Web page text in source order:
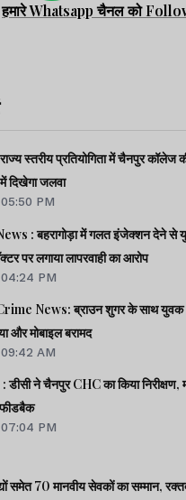
हमारे Whatsapp चैनल को
स्तरीय प्रतियोगिता में चैनपुर कॉलेज
दिखेगा जलवा
PM
: बहरागोड़ा में गलत इंजेक्शन देने से
पर लगाया लापरवाही का आरोप
PM
News: ब्राउन शुगर के साथ युवक
और मोबाइल बरामद
AM
ने चैनपुर CHC का किया निरीक्षण,
फीडबैक
PM
समेत 70 मानवीय सेवकों का सम्मान,